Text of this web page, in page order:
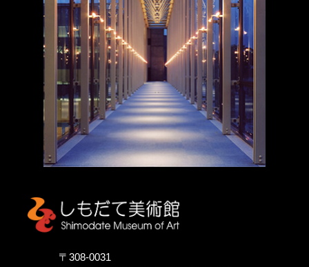
しもだて美術館
〒308-0031